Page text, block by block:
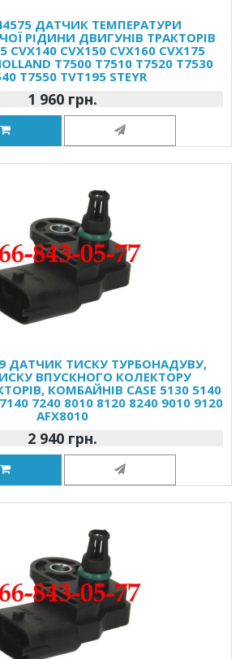
ДАТЧИК ТЕМПЕРАТУРИ
РІДИНИ ДВИГУНІВ ТРАКТОРІВ
CVX140 CVX150 CVX160 CVX175
T7500 T7510 T7520 T7530
T7550 TVT195 STEYR
1 960 грн.
ДАТЧИК ТИСКУ ТУРБОНАДУВУ,
ВПУСКНОГО КОЛЕКТОРУ
КОМБАЙНІВ CASE 5130 5140
7240 8010 8120 8240 9010 9120
AFX8010
2 940 грн.